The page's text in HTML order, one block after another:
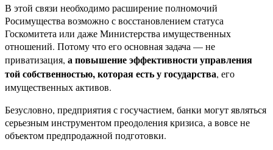
В этой связи необходимо расширение полномочий
Росимущества возможно с восстановлением статуса
Госкомитета или даже Министерства имущественных
отношений. Потому что его основная задача — не
приватизация, а повышение эффективности управления
той собственностью, которая есть у государства, его
имущественных активов.
Безусловно, предприятия с госучастием, банки могут являться
серьезным инструментом преодоления кризиса, а вовсе не
объектом предпродажной подготовки.